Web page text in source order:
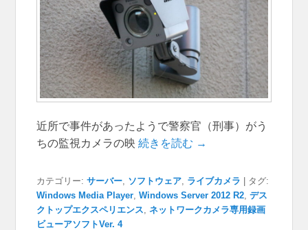
近所で事件があったようで警察官（刑事）がう
ちの監視カメラの映続きを読む →
カテゴリー: サーバー ソフトウェア ライブカメラ
タグ:
Windows Media Player ,Windows Server 2012 R2 ,デス
クトップエクスペリエンス ,ネットワークカメラ専用録画
ビューアソフトVer. 4